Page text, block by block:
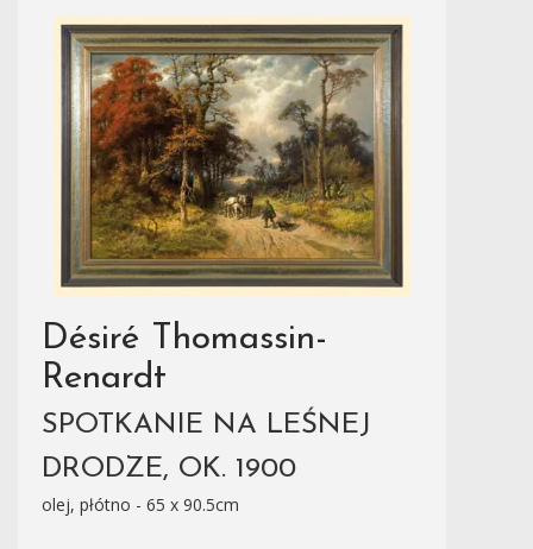
Désiré Thomassin-
Renardt
SPOTKANIE NA LEŚNEJ
DRODZE, OK. 1900
olej, płótno - 65 x 90.5cm